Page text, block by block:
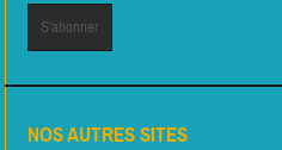
NOS AUTRES SITES